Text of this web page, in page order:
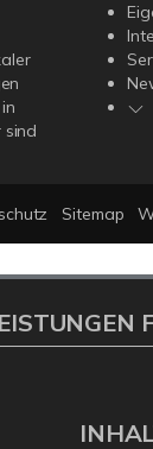
sind
Sitemap